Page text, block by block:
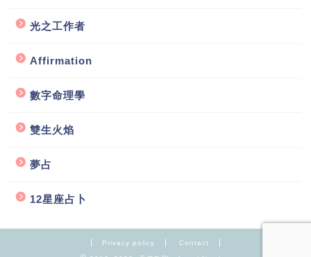
光之工作者
Affirmation
數字命理學
雙生火焰
夢占
12星座占卜
Privacy policy Contact